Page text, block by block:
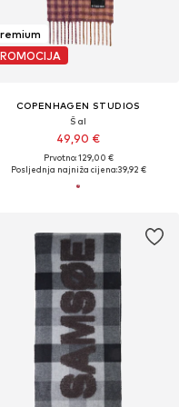
COPENHAGEN STUDIOS
Šal
49,90 €
Prvotno: 129,00 €
Posljednja najniža cijena:39,92 €